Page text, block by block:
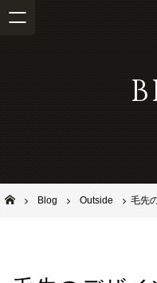
池田市石橋の美容室ならヘアサロ
Blog Outside 毛先